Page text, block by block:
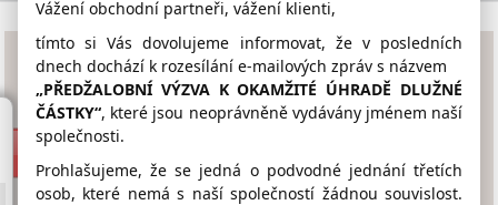
BROŽOVÁ MARIE Ing.
www.slunicko.o1.cz
777 877 587
Vážení obchodní partneři, vážení klienti,
tímto si Vás dovolujeme informovat, že v posledních
dnech dochází k rozesílání e-mailových zpráv s názvem
„PŘEDŽALOBNÍ VÝZVA K OKAMŽITÉ ÚHRADĚ DLUŽNÉ
ČÁSTKY“, které jsou neoprávněně vydávány jménem naší
společnosti.
Prohlašujeme, že se jedná o podvodné jednání třetích
osob, které nemá s naší společností žádnou souvislost.